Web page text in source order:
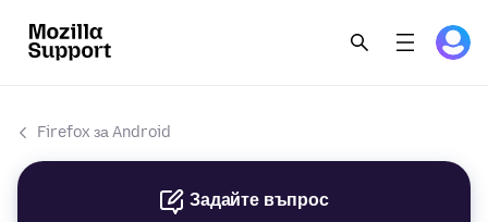
Firefox за Android
Задайте въпрос